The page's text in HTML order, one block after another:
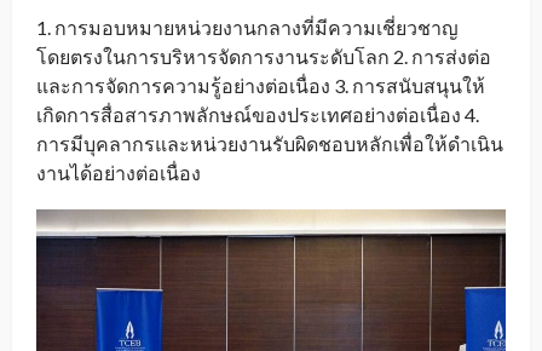
1. การมอบหมายหน่วยงานกลางที่มีความเชี่ยวชาญ
โดยตรงในการบริหารจัดการงานระดับโลก 2. การส่งต่อ
และการจัดการความรู้อย่างต่อเนื่อง 3. การสนับสนุนให้
เกิดการสื่อสารภาพลักษณ์ของประเทศอย่างต่อเนื่อง 4.
การมีบุคลากรและหน่วยงานรับผิดชอบหลักเพื่อให้ดำเนิน
งานได้อย่างต่อเนื่อง